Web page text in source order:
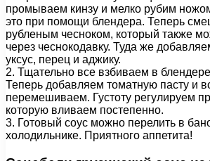
промываем кинзу и мелко рубим
это при помощи блендера. Теперь
рубленым чесноком, который также
через чеснокодавку. Туда же
уксус, перец и аджику.
2. Тщательно все взбиваем в
Теперь добавляем томатную пасту и
перемешиваем. Густоту регулируем
которую вливаем постепенно.
3. Готовый соус можно перелить в
холодильнике. Приятного аппетита!